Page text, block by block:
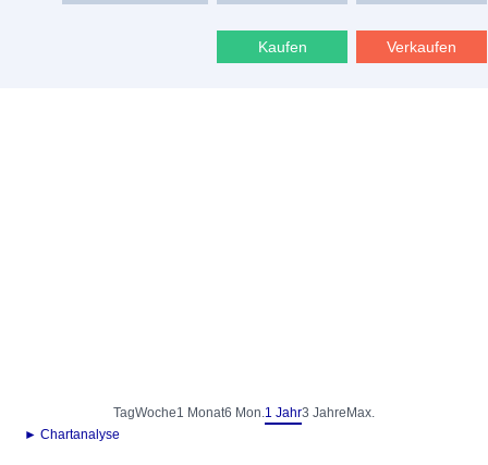
Kaufen Verkaufen
TagWoche1 Monat6 Mon.1 Jahr3 Jahre Max.
► Chartanalyse